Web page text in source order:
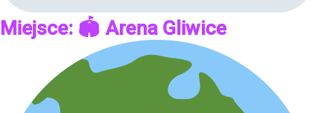
Miejsce: 🏟 Arena Gliwice